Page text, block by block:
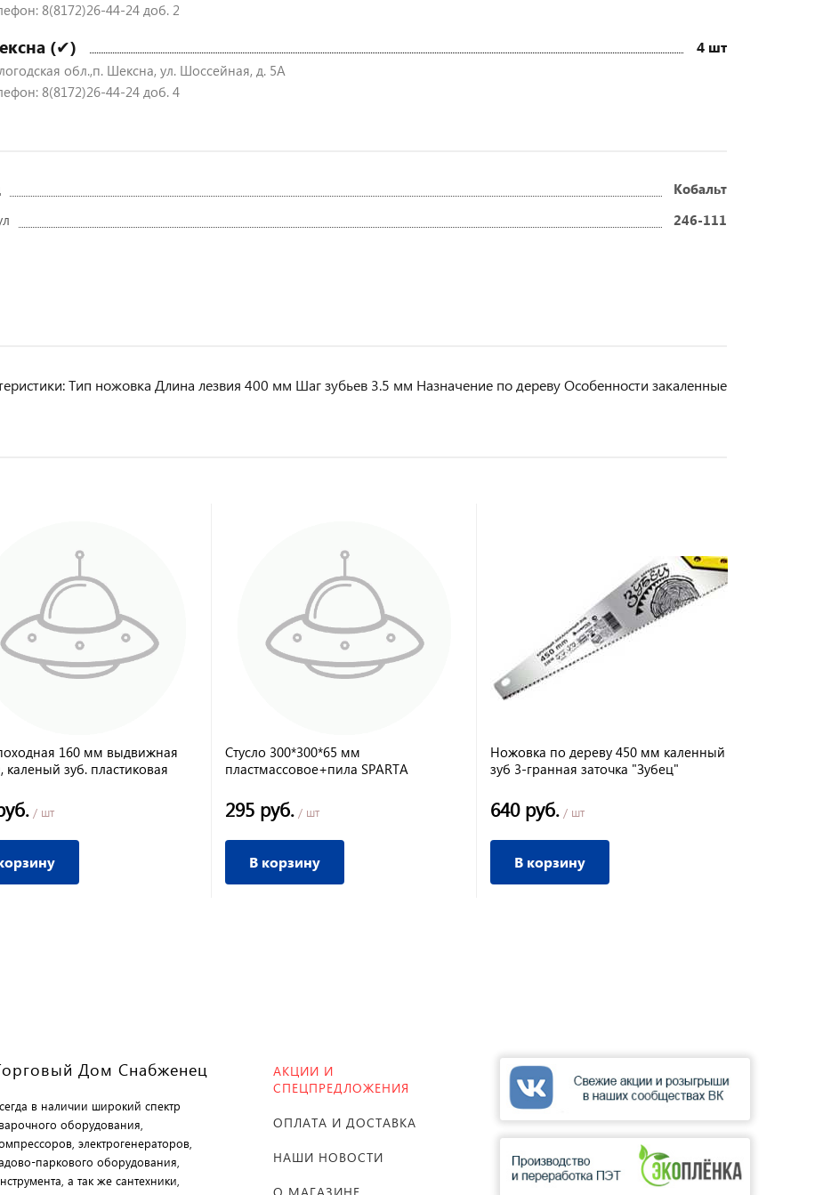
8(8172)26-44-24 доб. 2
(✔) 4 шт
обл.,п. Шексна, ул. Шоссейная, д. 5А
8(8172)26-44-24 доб. 4
Кобальт
246-111
Тип ножовка Длина лезвия 400 мм Шаг зубьев 3.5 мм Назначение по дереву Особенности закаленные
160 мм выдвижная
каленый зуб. пластиковая
/ шт
Стусло 300*300*65 мм
пластмассовое+пила SPARTA
295 руб. / шт
В корзину
Ножовка по дереву 450 мм каленный
зуб 3-гранная заточка "Зубец"
640 руб. / шт
В корзину
Дом Снабженец
в наличии широкий спектр
оборудования,
электрогенераторов,
паркового оборудования,
а так же сантехники,
АКЦИИ И
СПЕЦПРЕДЛОЖЕНИЯ
ОПЛАТА И ДОСТАВКА
НАШИ НОВОСТИ